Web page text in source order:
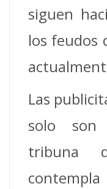
siguen
los feudos
Las
solo son
tribuna